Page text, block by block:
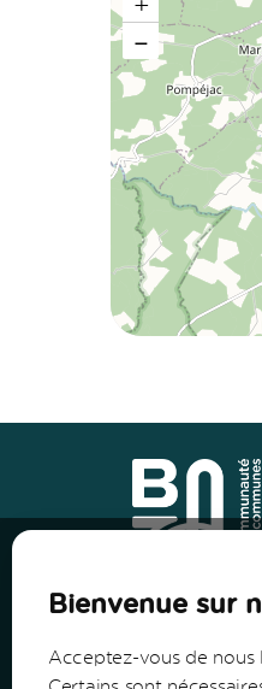
−
Vers le haut
Bienvenue sur
Acceptez-vous de nous